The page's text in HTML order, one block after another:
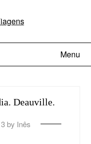
Menu
Deauville.
by Inês